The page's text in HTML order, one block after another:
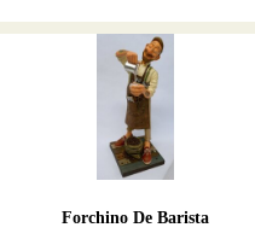
Forchino De Barista